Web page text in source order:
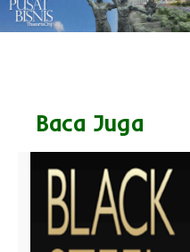
Baca Juga